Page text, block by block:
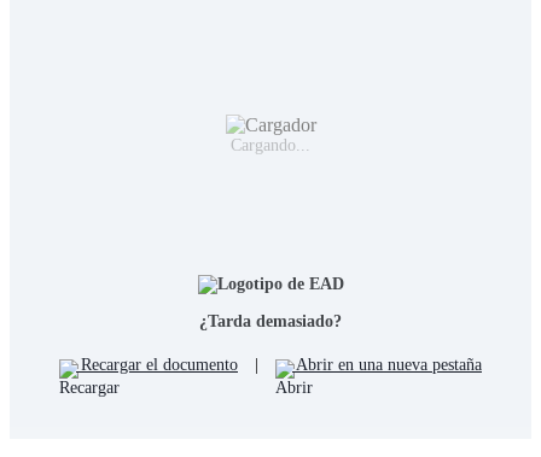
Cargando...
¿Tarda demasiado?
Recargar el documento Abrir en una nueva pestaña